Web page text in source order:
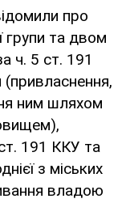
про
групи та двом
ч. 5 ст. 191
(привласнення,
ним шляхом
191 ККУ та
з міських
владою